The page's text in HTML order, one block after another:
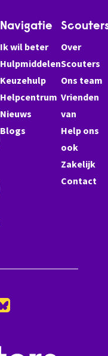
Navigatie
Ik wil beter
Hulpmiddelen
Keuzehulp
Helpcentrum
Nieuws
Blogs
Over
Scouters
Ons team
Vrienden
van
Help ons
ook
Zakelijk
Contact